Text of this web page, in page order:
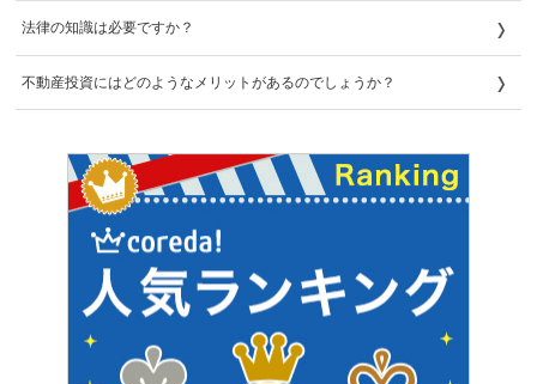
法律の知識は必要ですか？
不動産投資にはどのようなメリットがあるのでしょうか？